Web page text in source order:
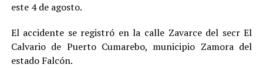
este 4 de agosto.
El accidente se registró en la calle Zavarce del secr El
Calvario de Puerto Cumarebo, municipio Zamora del
estado Falcón.